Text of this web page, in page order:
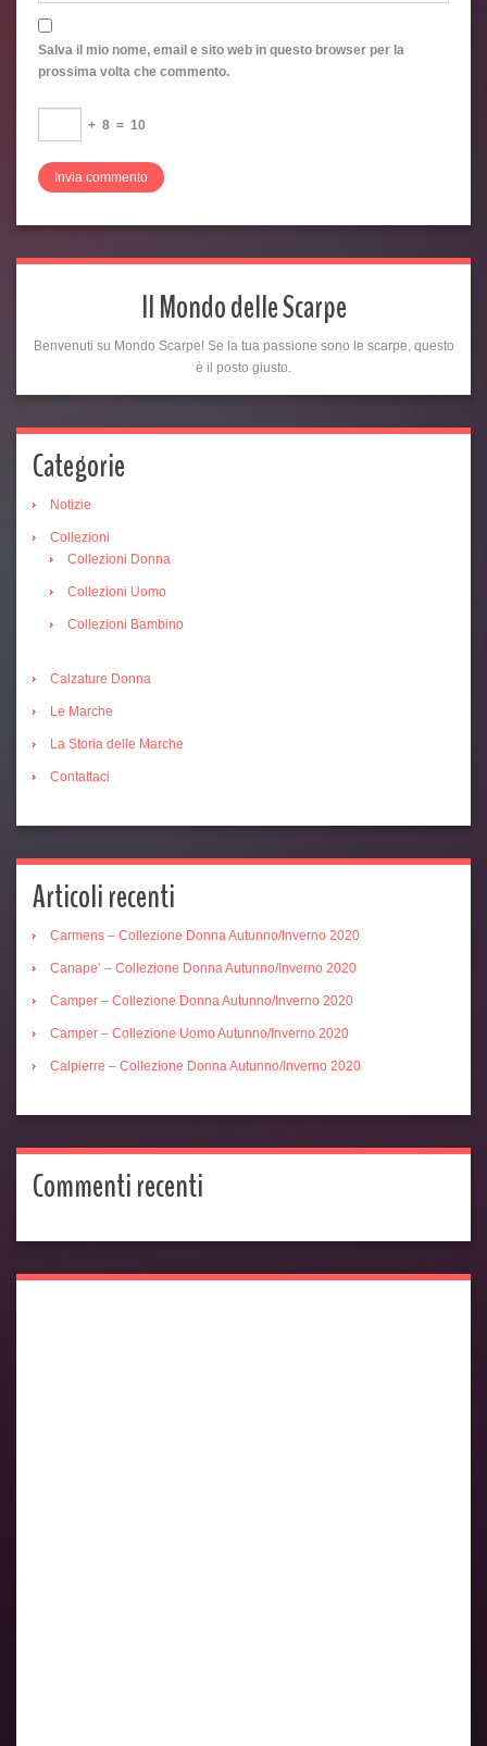
Salva il mio nome, email e sito web in questo browser per la
prossima volta che commento.
+ 8 = 10
Il Mondo delle Scarpe
Benvenuti su Mondo Scarpe! Se la tua passione sono le scarpe, questo
è il posto giusto.
Categorie
Notizie
Collezioni
Collezioni Donna
Collezioni Uomo
Collezioni Bambino
Calzature Donna
Le Marche
La Storia delle Marche
Contattaci
Articoli recenti
Carmens – Collezione Donna Autunno/Inverno 2020
Canape’ – Collezione Donna Autunno/Inverno 2020
Camper – Collezione Donna Autunno/Inverno 2020
Camper – Collezione Uomo Autunno/Inverno 2020
Calpierre – Collezione Donna Autunno/Inverno 2020
Commenti recenti